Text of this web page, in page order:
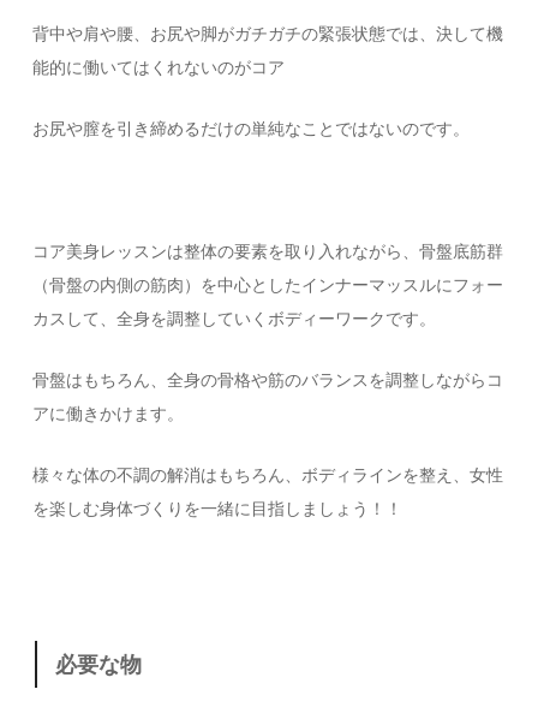
背中や肩や腰、お尻や脚がガチガチの緊張状態では、決して機
能的に働いてはくれないのがコア
お尻や膣を引き締めるだけの単純なことではないのです。
コア美身レッスンは整体の要素を取り入れながら、骨盤底筋群
（骨盤の内側の筋肉）を中心としたインナーマッスルにフォー
カスして、全身を調整していくボディーワークです。
骨盤はもちろん、全身の骨格や筋のバランスを調整しながらコ
アに働きかけます。
様々な体の不調の解消はもちろん、ボディラインを整え、女性
を楽しむ身体づくりを一緒に目指しましょう！！
必要な物